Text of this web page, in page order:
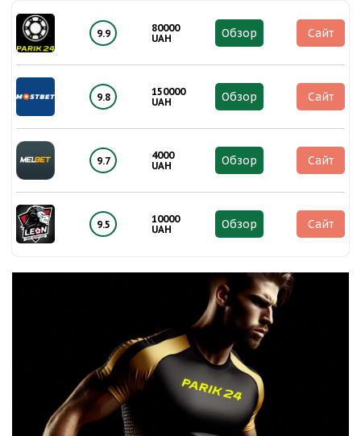
9.9
80000
UAH
Обзор Сайт
9.8
150000
UAH
Обзор Сайт
9.7
4000
UAH
Обзор Сайт
9.5
10000
UAH
Обзор Сайт